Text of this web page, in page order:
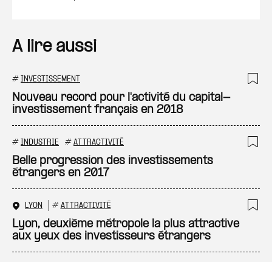
A lire aussi
# INVESTISSEMENT
Nouveau record pour l'activité du capital-
investissement français en 2018
# INDUSTRIE # ATTRACTIVITÉ
Belle progression des investissements
étrangers en 2017
LYON # ATTRACTIVITÉ
Lyon, deuxième métropole la plus attractive
aux yeux des investisseurs étrangers